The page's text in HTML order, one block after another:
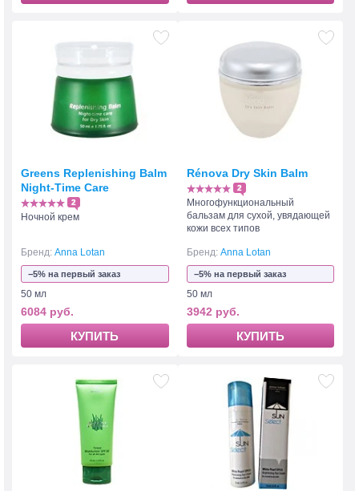
Greens Replenishing Balm
Night-Time Care
2
Ночной крем
Бренд: Anna Lotan
−5% на первый заказ
50 мл
6084 руб.
КУПИТЬ
Rénova Dry Skin Balm
2
Многофункциональный
бальзам для сухой, увядающей
кожи всех типов
Бренд: Anna Lotan
−5% на первый заказ
50 мл
3942 руб.
КУПИТЬ